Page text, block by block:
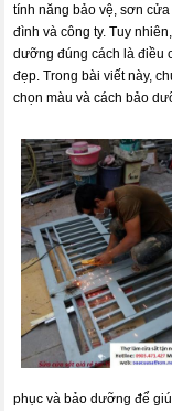
tính năng bảo vệ, sơn
đình và công ty. Tuy
dưỡng đúng cách là điều
đẹp. Trong bài viết này,
chọn màu và cách bảo
phục và bảo dưỡng để